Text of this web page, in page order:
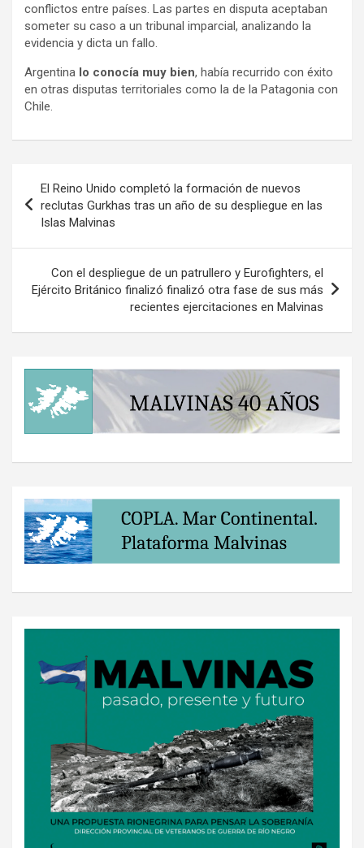
conflictos entre países. Las partes en disputa aceptaban
someter su caso a un tribunal imparcial, analizando la
evidencia y dicta un fallo.
Argentina lo conocía muy bien, había recurrido con éxito
en otras disputas territoriales como la de la Patagonia con
Chile.
de
entradas
El Reino Unido completó la formación de nuevos
reclutas Gurkhas tras un año de su despliegue en las
Islas Malvinas
Con el despliegue de un patrullero y Eurofighters, el
Ejército Británico finalizó finalizó otra fase de sus más
recientes ejercitaciones en Malvinas